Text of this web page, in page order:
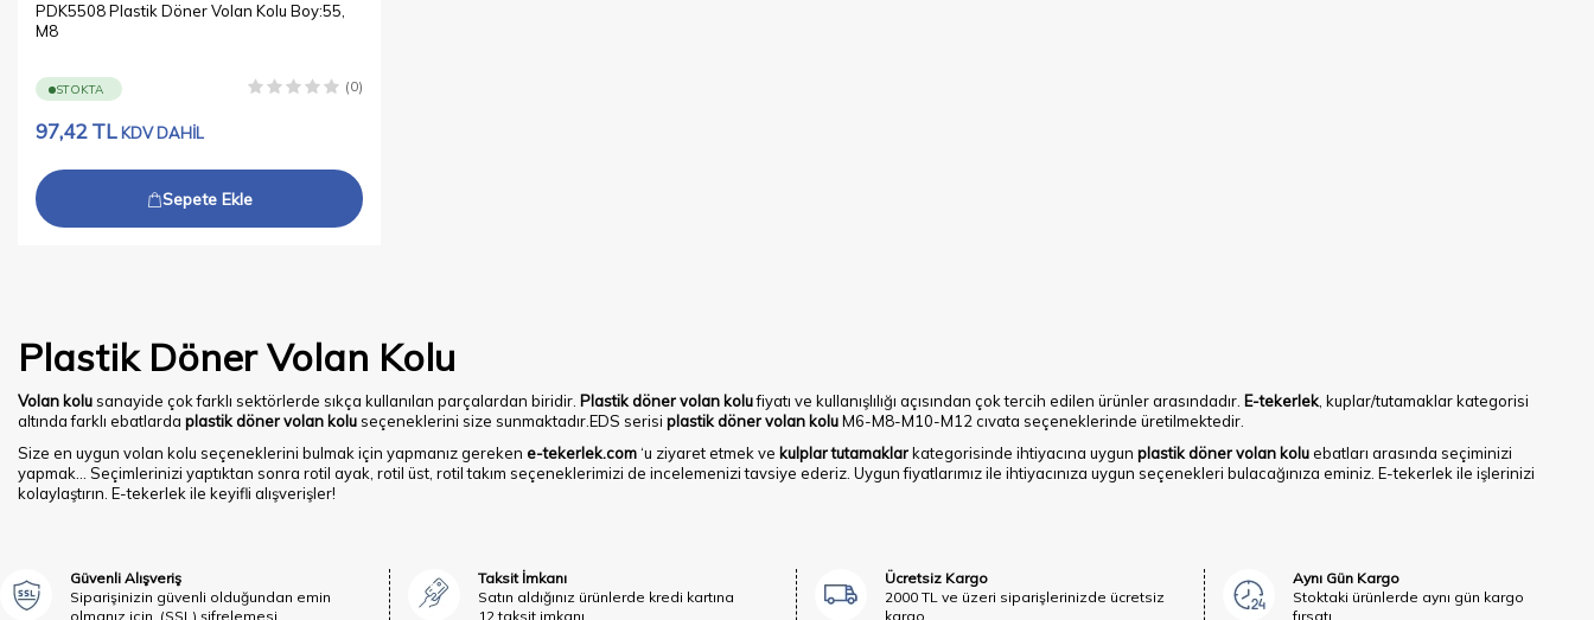
PDK5508 Plastik Döner Volan Kolu Boy:55,
M8
STOKTA (0)
97,42TL KDV DAHİL
Sepete Ekle
Plastik Döner Volan Kolu
Volan kolu sanayide çok farklı sektörlerde sıkça kullanılan parçalardan biridir. Plastik döner volan kolufiyatı ve kullanışlılığı açısından çok tercih edilen ürünler arasındadır. E-tekerlek , kuplar/tutamaklar kategorisi
altında farklı ebatlarda plastik döner volan kolu seçeneklerini size sunmaktadır.EDS serisi plastik döner volan koluM6-M8-M10-M12 cıvata seçeneklerinde üretilmektedir.
Size en uygun volan kolu seçeneklerini bulmak için yapmanız gereken e-tekerlek.com‘u ziyaret etmek ve kulplar tutamaklarkategorisinde ihtiyacına uygun plastik döner volan koluebatları arasında seçiminizi
yapmak… Seçimlerinizi yaptıktan sonra rotil ayak, rotil üst, rotil takım seçeneklerimizi de incelemenizi tavsiye ederiz. Uygun fiyatlarımız ile ihtiyacınıza uygun seçenekleri bulacağınıza eminiz. E-tekerlek ile işlerinizi
kolaylaştırın. E-tekerlek ile keyifli alışverişler!
Güvenli Alışveriş
Siparişinizin güvenli olduğundan emin
olmanız için (SSL) şifrelemesi.
Taksit İmkanı
Satın aldığınız ürünlerde kredi kartına
12 taksit imkanı.
Ücretsiz Kargo
2000 TL ve üzeri siparişlerinizde ücretsiz
kargo
Aynı Gün Kargo
Stoktaki ürünlerde aynı gün kargo
fırsatı.